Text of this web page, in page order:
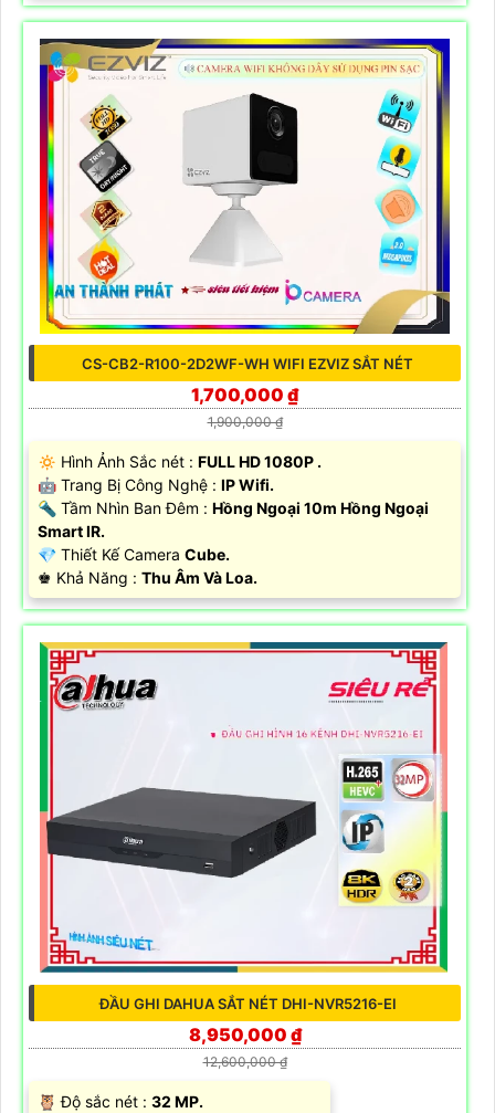
CS-CB2-R100-2D2WF-WH WIFI EZVIZ SẮT NÉT
1,700,000 ₫
1,900,000 ₫
🔅 Hình Ảnh Sắc nét : FULL HD 1080P .
🤖️ Trang Bị Công Nghệ : IP Wifi.
🔦 Tầm Nhìn Ban Đêm : Hồng Ngoại 10m Hồng Ngoại
Smart IR.
💎 Thiết Kế Camera Cube.
️♚ Khả Năng : Thu Âm Và Loa.
ĐẦU GHI DAHUA SẮT NÉT DHI-NVR5216-EI
8,950,000 ₫
12,600,000 ₫
🦉 Độ sắc nét : 32 MP.